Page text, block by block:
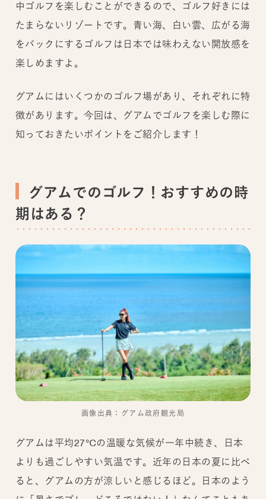
中ゴルフを楽しむことができるので、ゴルフ好きには
たまらないリゾートです。青い海、白い雲、広がる海
をバックにするゴルフは日本では味わえない開放感を
楽しめますよ。
グアムにはいくつかのゴルフ場があり、それぞれに特
徴があります。今回は、グアムでゴルフを楽しむ際に
知っておきたいポイントをご紹介します！
グアムでのゴルフ！おすすめの時
期はある？
画像出典：グアム政府観光局
グアムは平均27℃の温暖な気候が一年中続き、日本
よりも過ごしやすい気温です。近年の日本の夏に比べ
ると、グアムの方が涼しいと感じるほど。日本のよう